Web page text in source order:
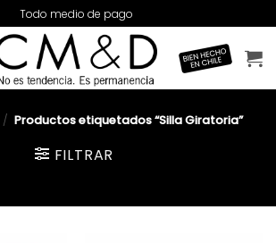
Todo medio de pago
/ Productos etiquetados “Silla Giratoria”
FILTRAR